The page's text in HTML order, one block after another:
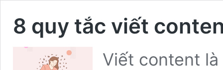
8 quy tắc viết
Viết content